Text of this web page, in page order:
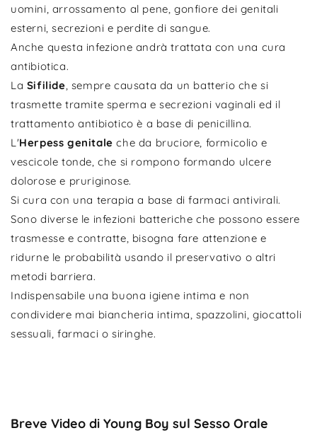
uomini, arrossamento al pene, gonfiore dei genitali
esterni, secrezioni e perdite di sangue.
Anche questa infezione andrà trattata con una cura
antibiotica.
La Sifilide, sempre causata da un batterio che si
trasmette tramite sperma e secrezioni vaginali ed il
trattamento antibiotico è a base di penicillina.
L'Herpess genitale che da bruciore, formicolio e
vescicole tonde, che si rompono formando ulcere
dolorose e pruriginose.
Si cura con una terapia a base di farmaci antivirali.
Sono diverse le infezioni batteriche che possono essere
trasmesse e contratte, bisogna fare attenzione e
ridurne le probabilità usando il preservativo o altri
metodi barriera.
Indispensabile una buona igiene intima e non
condividere mai biancheria intima, spazzolini, giocattoli
sessuali, farmaci o siringhe.
Breve Video di Young Boy sul Sesso Orale